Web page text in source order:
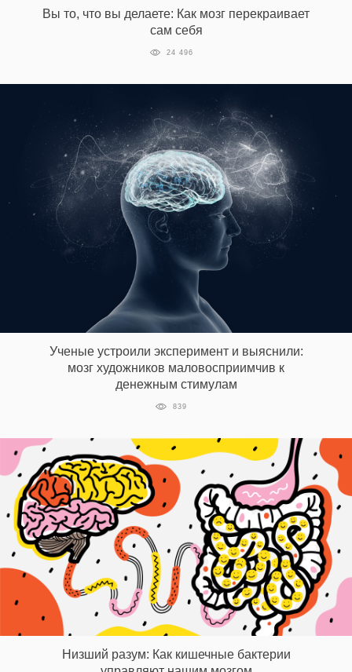
Вы то, что вы делаете: Как мозг перекраивает
сам себя
24 496
Ученые устроили эксперимент и выяснили:
мозг художников маловосприимчив к
денежным стимулам
839
Низший разум: Как кишечные бактерии